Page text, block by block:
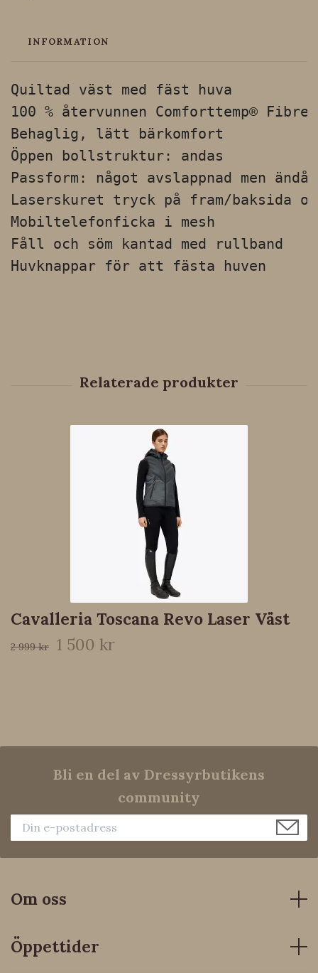
INFORMATION
Quiltad väst med fäst huva
100 % återvunnen Comforttemp®
Behaglig, lätt bärkomfort
Öppen bollstruktur: andas
Passform: något avslappnad men
Laserskuret tryck på fram/baksida
Mobiltelefonficka i mesh
Fåll och söm kantad med rullband
Huvknappar för att fästa huven
Cavalleria Toscana Revo Laser Väst
2 999 kr 1 500 kr
Bli en del av Dressyrbutikens
community
Om oss
Öppettider